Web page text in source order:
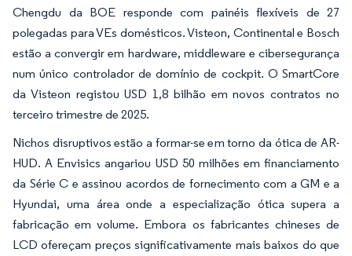
Chengdu da BOE responde com painéis flexíveis de 27
polegadas para VEs domésticos. Visteon, Continental e Bosch
estão a convergir em hardware, middleware e cibersegurança
num único controlador de domínio de cockpit. O SmartCore
da Visteon registou USD 1,8 bilhão em novos contratos no
terceiro trimestre de 2025.
Nichos disruptivos estão a formar-se em torno da ótica de AR-
HUD. A Envisics angariou USD 50 milhões em financiamento
da Série C e assinou acordos de fornecimento com a GM e a
Hyundai, uma área onde a especialização ótica supera a
fabricação em volume. Embora os fabricantes chineses de
LCD ofereçam preços significativamente mais baixos do que